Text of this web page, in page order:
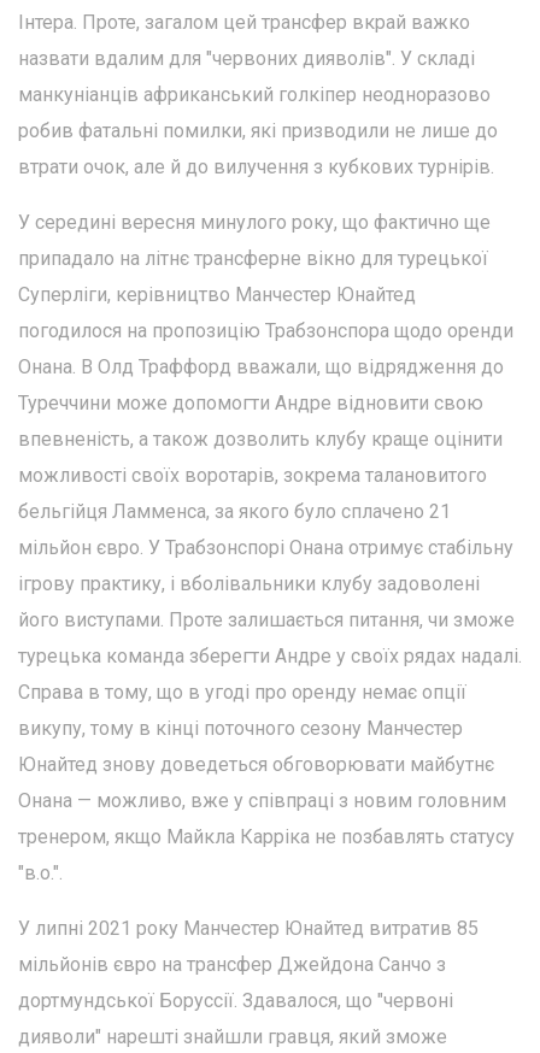
Інтера. Проте, загалом цей трансфер вкрай важко
назвати вдалим для "червоних дияволів". У складі
манкуніанців африканський голкіпер неодноразово
робив фатальні помилки, які призводили не лише до
втрати очок, але й до вилучення з кубкових турнірів.
У середині вересня минулого року, що фактично ще
припадало на літнє трансферне вікно для турецької
Суперліги, керівництво Манчестер Юнайтед
погодилося на пропозицію Трабзонспора щодо оренди
Онана. В Олд Траффорд вважали, що відрядження до
Туреччини може допомогти Андре відновити свою
впевненість, а також дозволить клубу краще оцінити
можливості своїх воротарів, зокрема талановитого
бельгійця Ламменса, за якого було сплачено 21
мільйон євро. У Трабзонспорі Онана отримує стабільну
ігрову практику, і вболівальники клубу задоволені
його виступами. Проте залишається питання, чи зможе
турецька команда зберегти Андре у своїх рядах надалі.
Справа в тому, що в угоді про оренду немає опції
викупу, тому в кінці поточного сезону Манчестер
Юнайтед знову доведеться обговорювати майбутнє
Онана — можливо, вже у співпраці з новим головним
тренером, якщо Майкла Карріка не позбавлять статусу
"в.о.".
У липні 2021 року Манчестер Юнайтед витратив 85
мільйонів євро на трансфер Джейдона Санчо з
дортмундської Боруссії. Здавалося, що "червоні
дияволи" нарешті знайшли гравця, який зможе